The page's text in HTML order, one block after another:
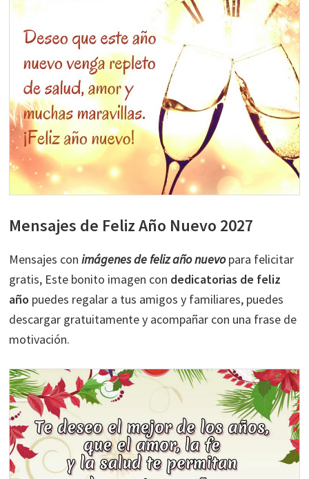
Mensajes de Feliz Año Nuevo 2027
Mensajes con imágenes de feliz año nuevopara felicitar
gratis, Este bonito imagen con dedicatorias de feliz
año puedes regalar a tus amigos y familiares, puedes
descargar gratuitamente y acompañar con una frase de
motivación.